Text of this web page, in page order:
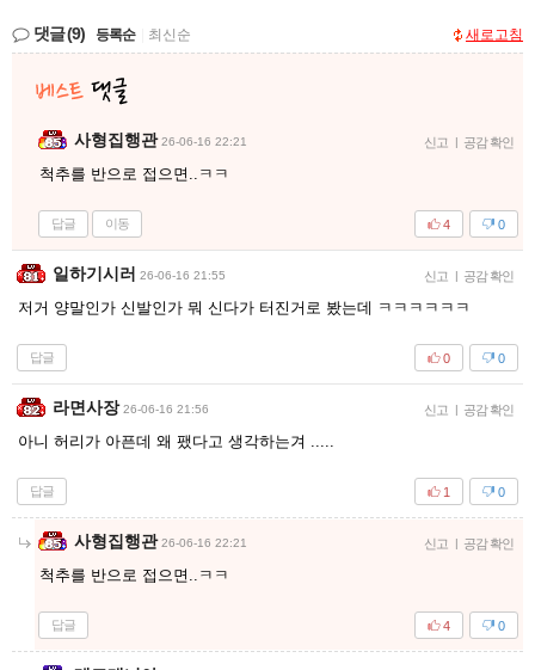
댓글(9) 등록순 최신순 새로고침
사형집행관 26-06-16 22:21 신고 | 공감 확인
척추를 반으로 접으면..ㅋㅋ
답글 이동 0
4
일하기시러 26-06-16 21:55 신고 | 공감 확인
저거 양말인가 신발인가 뭐 신다가 터진거로 봤는데 ㅋㅋㅋㅋㅋㅋ
답글 0
0
라면사장 26-06-16 21:56 신고 | 공감 확인
아니 허리가 아픈데 왜 팼다고 생각하는겨 .....
답글 0
1
사형집행관 26-06-16 22:21 신고 | 공감 확인
척추를 반으로 접으면..ㅋㅋ
답글 0
4